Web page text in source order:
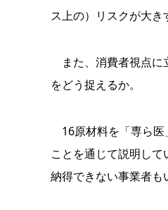
ス上の）リスクが大き
また、消費者視点に
をどう捉えるか。
16原材料を「専ら医
ことを通じて説明して
納得できない事業者も